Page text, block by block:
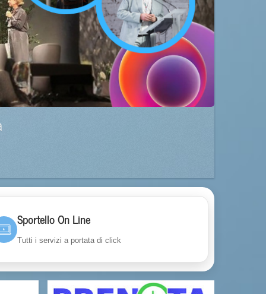
Sportello On Line
Tutti i servizi a portata di click